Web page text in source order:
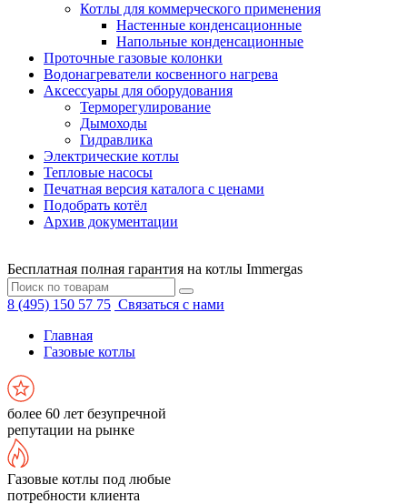
Котлы для коммерческого применения
Настенные конденсационные
Напольные конденсационные
Проточные газовые колонки
Водонагреватели косвенного нагрева
Аксессуары для оборудования
Терморегулирование
Дымоходы
Гидравлика
Электрические котлы
Тепловые насосы
Печатная версия каталога с ценами
Подобрать котёл
Архив документации
Бесплатная полная гарантия на котлы Immergas
8 (495) 150 57 75 Связаться с нами
Главная
Газовые котлы
более 60 лет безупречной
репутации на рынке
Газовые котлы под любые
потребности клиента